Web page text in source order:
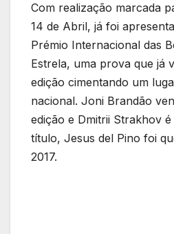
Com realização marcada
14 de Abril, já foi
Prémio Internacional das
Estrela, uma prova que já
edição cimentando um
nacional. Joni Brandão
edição e Dmitrii Strakhov
título, Jesus del Pino foi
2017.